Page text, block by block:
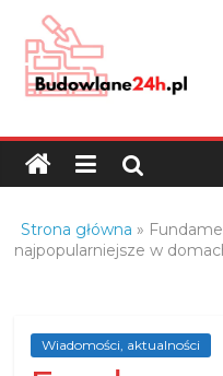
content
Budowlane24h.pl
portal
budowlany
oraz
budowlanej
Strona główna »
najpopularniejsze w
Wiadomości, aktualności